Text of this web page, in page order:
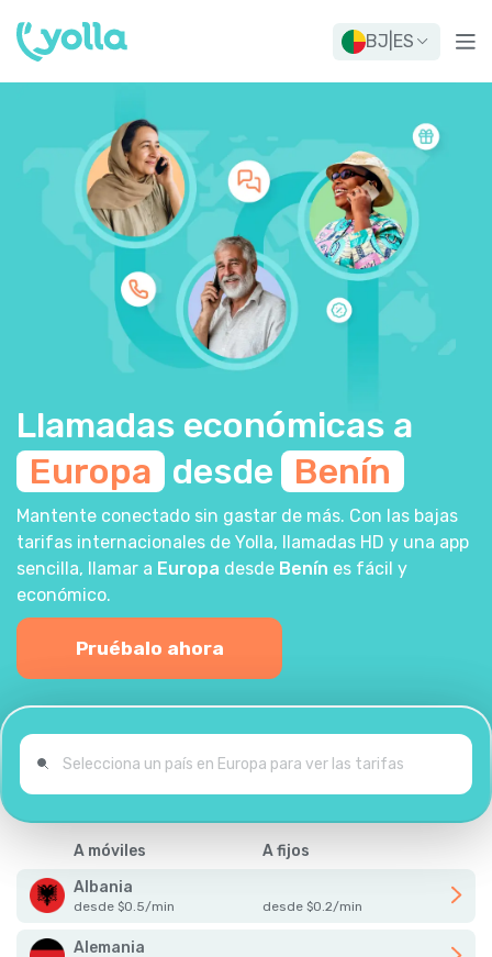
BJ ES
Llamadas económicas a
Europa desde Benín
Mantente conectado sin gastar de más. Con las bajas
tarifas internacionales de Yolla, llamadas HD y una app
sencilla, llamar a Europa desde Benín es fácil y
económico.
Pruébalo ahora
A móviles
A fijos
Albania
desde $0.5/min desde $0.2/min
Alemania